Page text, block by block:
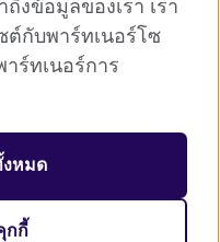
for cultural relations
ถึงข้อมูลของเรา เรา
ต์กับพาร์ทเนอร์โซ
ร์ทเนอร์การ
หมด
กกี้